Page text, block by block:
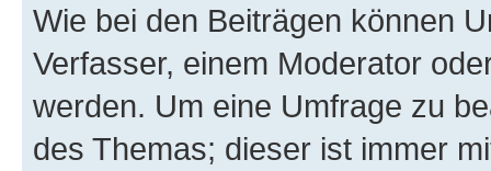
Wie bei den Beiträgen können
Verfasser, einem Moderator
werden. Um eine Umfrage zu
des Themas; dieser ist immer